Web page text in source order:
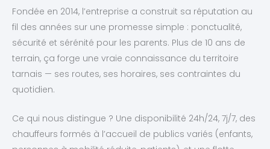
Fondée en 2014, l’entreprise a construit sa réputation au
fil des années sur une promesse simple : ponctualité,
sécurité et sérénité pour les parents. Plus de 10 ans de
terrain, ça forge une vraie connaissance du territoire
tarnais — ses routes, ses horaires, ses contraintes du
quotidien.
Ce qui nous distingue ? Une disponibilité 24h/24, 7j/7, des
chauffeurs formés à l’accueil de publics variés (enfants,